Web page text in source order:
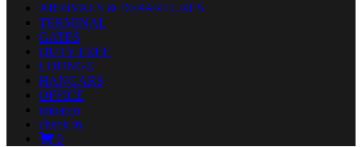
ARRIVALS & DEPARTURES
TERMINAL
GATES
DUTY FREE
LOUNGE
HANGARS
OFFICE
imbarco
check in
0